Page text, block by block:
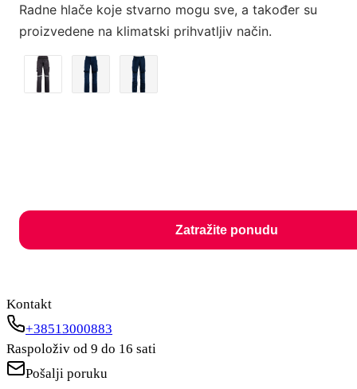
Radne hlače koje stvarno mogu sve, a također su
proizvedene na klimatski prihvatljiv način.
Zatražite ponudu
Kontakt
+38513000883
Raspoloživ od 9 do 16 sati
Pošalji poruku